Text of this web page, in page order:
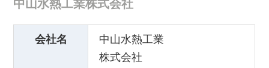
中山水熱工業株式会社
会社名
中山水熱工業
株式会社